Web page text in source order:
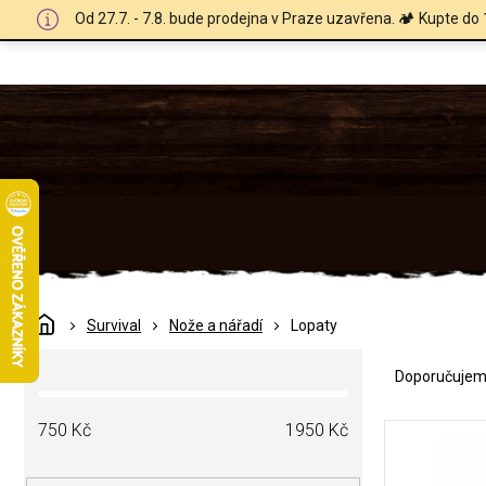
Od 27.7. - 7.8. bude prodejna v Praze uzavřena. 🏕️ Kupte
DomůSurvival Nože a nářadí Lopaty
P
o
a
750 Kč 1950 Kč
e